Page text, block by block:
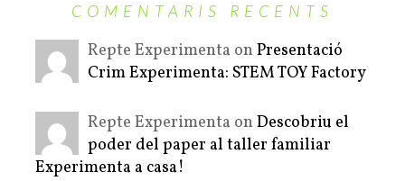
COMENTARIS RECENTS
Repte Experimenta on Presentació
Crim Experimenta: STEM TOY Factory
Repte Experimenta on Descobriu el
poder del paper al taller familiar
Experimenta a casa!